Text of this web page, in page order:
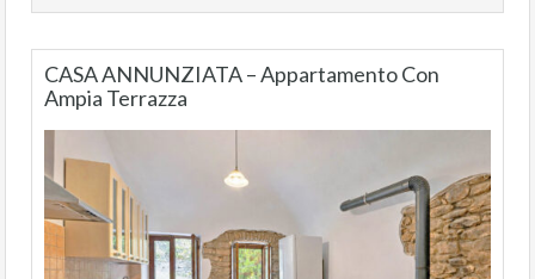
CASA ANNUNZIATA – Appartamento Con
Ampia Terrazza